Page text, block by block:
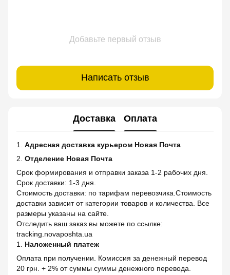
Добавьте первый отзыв
Написать отзыв
Доставка Оплата
1. Адресная доставка курьером Новая Почта
2. Отделение Новая Почта
Срок формирования и отправки заказа 1-2 рабочих дня.
Срок доставки: 1-3 дня.
Стоимость доставки: по тарифам перевозчика.Стоимость
доставки зависит от категории товаров и количества. Все
размеры указаны на сайте.
Отследить ваш заказ вы можете по ссылке:
tracking.novaposhta.ua
1. Наложенный платеж
Оплата при получении. Комиссия за денежный перевод
20 грн. + 2% от суммы суммы денежного перевода.